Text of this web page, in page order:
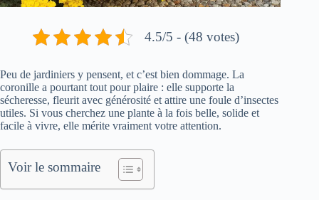
4.5/5 - (48 votes)
Peu de jardiniers y pensent, et c’est bien dommage. La
coronille a pourtant tout pour plaire : elle supporte la
sécheresse, fleurit avec générosité et attire une foule d’insectes
utiles. Si vous cherchez une plante à la fois belle, solide et
facile à vivre, elle mérite vraiment votre attention.
Voir le sommaire